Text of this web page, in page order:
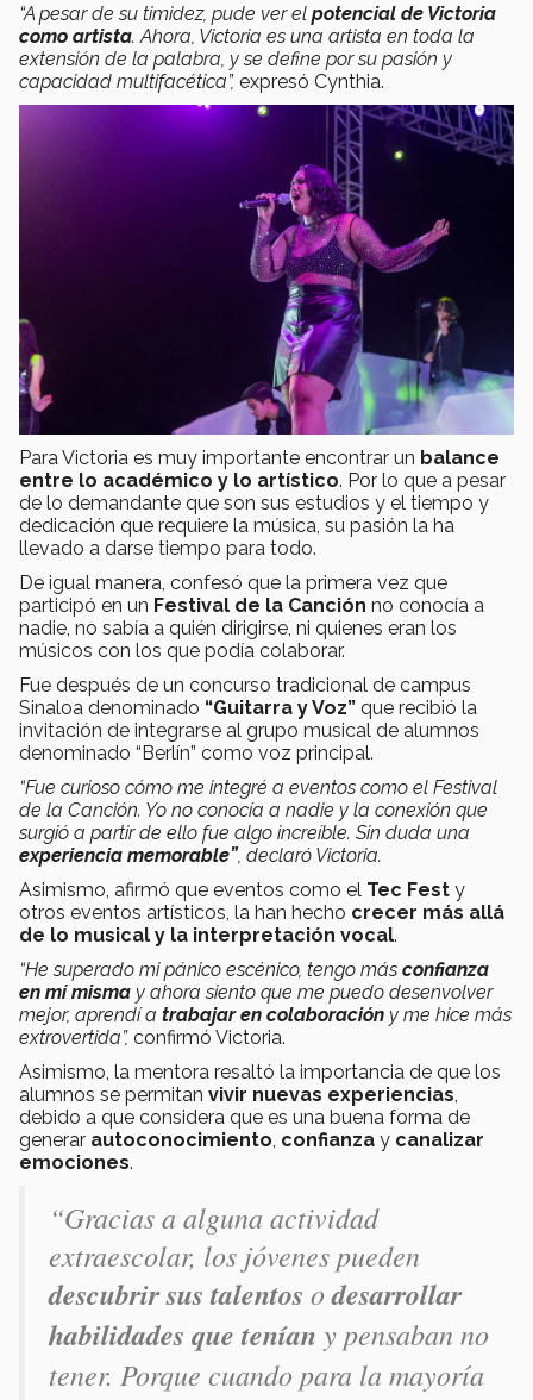
“A pesar de su timidez, pude ver el potencial de Victoria
como artista. Ahora, Victoria es una artista en toda la
extensión de la palabra, y se define por su pasión y
capacidad multifacética”, expresó Cynthia.
Para Victoria es muy importante encontrar un balance
entre lo académico y lo artístico. Por lo que a pesar
de lo demandante que son sus estudios y el tiempo y
dedicación que requiere la música, su pasión la ha
llevado a darse tiempo para todo.
De igual manera, confesó que la primera vez que
participó en un Festival de la Canción no conocía a
nadie, no sabía a quién dirigirse, ni quienes eran los
músicos con los que podía colaborar.
Fue después de un concurso tradicional de campus
Sinaloa denominado “Guitarra y Voz” que recibió la
invitación de integrarse al grupo musical de alumnos
denominado “Berlín” como voz principal.
“Fue curioso cómo me integré a eventos como el Festival
de la Canción. Yo no conocía a nadie y la conexión que
surgió a partir de ello fue algo increíble. Sin duda una
experiencia memorable”, declaró Victoria.
Asimismo, afirmó que eventos como el Tec Fest y
otros eventos artísticos, la han hecho crecer más allá
de lo musical y la interpretación vocal.
“He superado mi pánico escénico, tengo más confianza
en mí misma y ahora siento que me puedo desenvolver
mejor, aprendí a trabajar en colaboración y me hice más
extrovertida”, confirmó Victoria.
Asimismo, la mentora resaltó la importancia de que los
alumnos se permitan vivir nuevas experiencias,
debido a que considera que es una buena forma de
generar autoconocimiento, confianza y canalizar
emociones.
“Gracias a alguna actividad
extraescolar, los jóvenes pueden
descubrir sus talentos odesarrollar
habilidades que tenían y pensaban no
tener. Porque cuando para la mayoría